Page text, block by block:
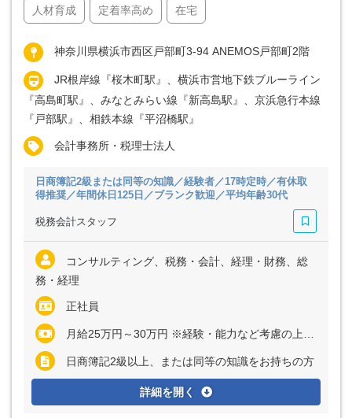
人材育成 定着率高め 在宅
神奈川県横浜市西区戸部町3-94 ANEMOS戸部町2階
JR根岸線『桜木町駅』、横浜市営地下鉄ブルーライン
『高島町駅』、みなとみらい線『新高島駅』、京浜急行本線
『戸部駅』、相鉄本線『平沼橋駅』
会計事務所・税理士法人
日商簿記2級または同等の知識／経験者／17時定時／有休取
得推奨／年間休日125日／ブランク歓迎／平均年齢30代
税務会計スタッフ
コンサルティング、税務・会計、経理・財務、総
務・経理
正社員
月給25万円～30万円 ※経験・能力など考慮の上、決定いたします ※上記に固定残業代（月20時間分＝3万6400円～4万3700円）を含む ※超過分は別途全額支給
日商簿記2級以上、または同等の知識をお持ちの方
詳細を開く